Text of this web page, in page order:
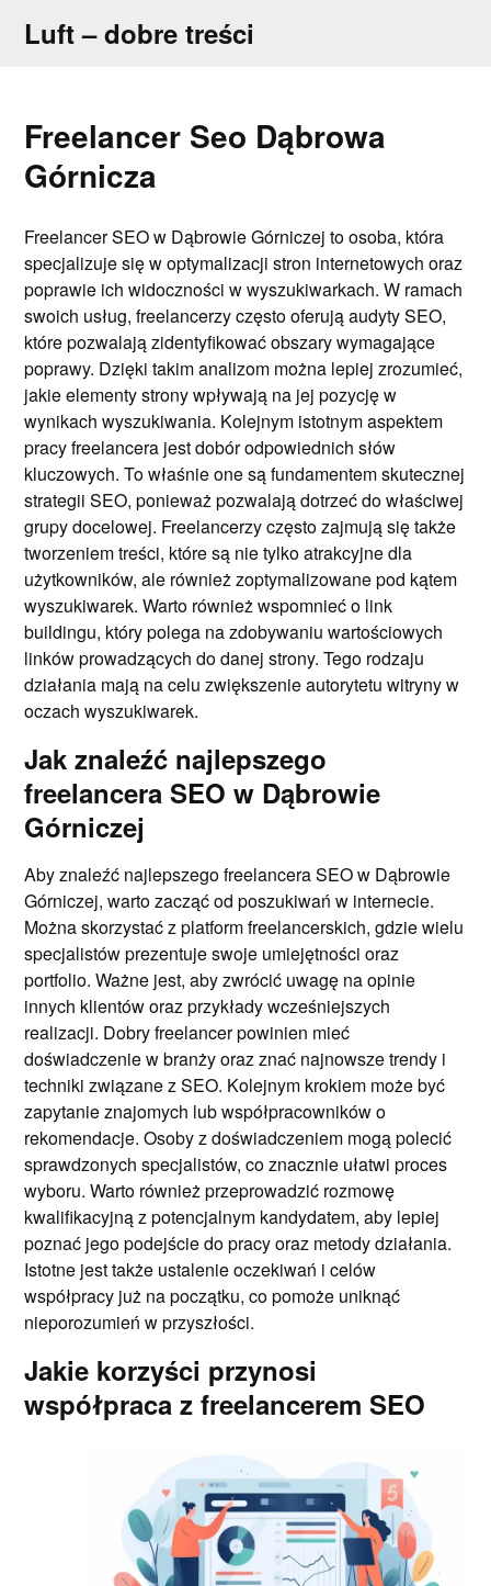
Luft – dobre treści
Freelancer Seo Dąbrowa
Górnicza
Freelancer SEO w Dąbrowie Górniczej to osoba, która
specjalizuje się w optymalizacji stron internetowych oraz
poprawie ich widoczności w wyszukiwarkach. W ramach
swoich usług, freelancerzy często oferują audyty SEO,
które pozwalają zidentyfikować obszary wymagające
poprawy. Dzięki takim analizom można lepiej zrozumieć,
jakie elementy strony wpływają na jej pozycję w
wynikach wyszukiwania. Kolejnym istotnym aspektem
pracy freelancera jest dobór odpowiednich słów
kluczowych. To właśnie one są fundamentem skutecznej
strategii SEO, ponieważ pozwalają dotrzeć do właściwej
grupy docelowej. Freelancerzy często zajmują się także
tworzeniem treści, które są nie tylko atrakcyjne dla
użytkowników, ale również zoptymalizowane pod kątem
wyszukiwarek. Warto również wspomnieć o link
buildingu, który polega na zdobywaniu wartościowych
linków prowadzących do danej strony. Tego rodzaju
działania mają na celu zwiększenie autorytetu witryny w
oczach wyszukiwarek.
Jak znaleźć najlepszego
freelancera SEO w Dąbrowie
Górniczej
Aby znaleźć najlepszego freelancera SEO w Dąbrowie
Górniczej, warto zacząć od poszukiwań w internecie.
Można skorzystać z platform freelancerskich, gdzie wielu
specjalistów prezentuje swoje umiejętności oraz
portfolio. Ważne jest, aby zwrócić uwagę na opinie
innych klientów oraz przykłady wcześniejszych
realizacji. Dobry freelancer powinien mieć
doświadczenie w branży oraz znać najnowsze trendy i
techniki związane z SEO. Kolejnym krokiem może być
zapytanie znajomych lub współpracowników o
rekomendacje. Osoby z doświadczeniem mogą polecić
sprawdzonych specjalistów, co znacznie ułatwi proces
wyboru. Warto również przeprowadzić rozmowę
kwalifikacyjną z potencjalnym kandydatem, aby lepiej
poznać jego podejście do pracy oraz metody działania.
Istotne jest także ustalenie oczekiwań i celów
współpracy już na początku, co pomoże uniknąć
nieporozumień w przyszłości.
Jakie korzyści przynosi
współpraca z freelancerem SEO